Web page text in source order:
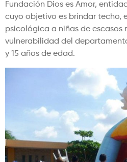
Fundación Dios es Amor,
cuyo objetivo es brindar techo,
psicológica a niñas de escasos
vulnerabilidad del
y 15 años de edad.